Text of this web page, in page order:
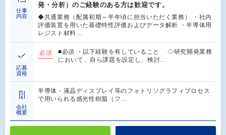
仕事
内容
発・分析）のご経験のある方は歓迎です。
◆共通業務（配属初期～半年頃に担当いただく業務） ・社内
評価装置を用いた基礎特性評価およびデータ解析 ・半導体用
レジスト材料…
応募
資格
必須
■必須 ・以下経験を有していること ◇研究開発業務
において、自ら課題を設定し、検討…
会社
概要
半導体・液晶ディスプレイ等のフォトリソグラフィプロセス
で用いられる感光性樹脂（フ…